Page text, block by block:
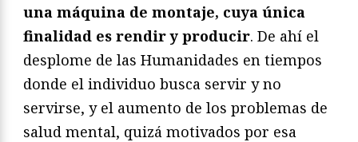
una máquina de montaje, cuya única
finalidad es rendir y producir. De ahí el
desplome de las Humanidades en tiempos
donde el individuo busca servir y no
servirse, y el aumento de los problemas de
salud mental, quizá motivados por esa